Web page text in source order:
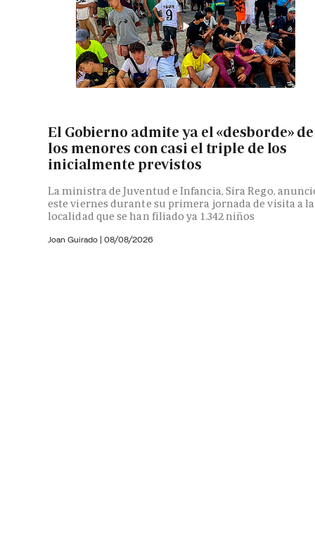
El Gobierno admite ya el «desborde» de
los menores con casi el triple de los
inicialmente previstos
La ministra de Juventud e Infancia, Sira Rego,
este viernes durante su primera jornada de visita a la
localidad que se han filiado ya 1.342 niños
Joan Guirado | 08/08/2026